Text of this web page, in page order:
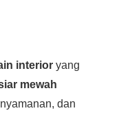
interior yang
mewah
dan